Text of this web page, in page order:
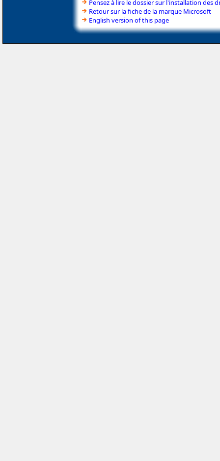
Pensez à lire le dossier sur l'installation des
Retour sur la fiche de la marque Microsoft
English version of this page